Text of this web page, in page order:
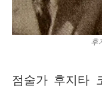
후
점술가 후지타